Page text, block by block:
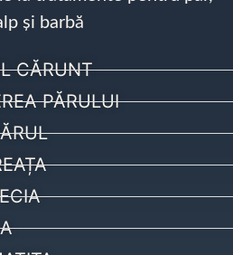
și barbă
CĂRUNT
PĂRULUI